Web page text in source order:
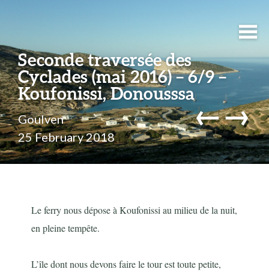
Seconde traversée des
Cyclades (mai 2016) – 6/9 –
Koufonissi, Donousssa
Goulven
25 February 2018
←→
Le ferry nous dépose à Koufonissi au milieu de la nuit,
en pleine tempête.
L’île dont nous devons faire le tour est toute petite,